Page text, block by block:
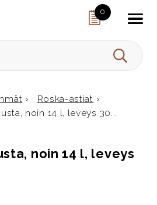
0
HAE
› Roska-astiat ›
noin 14 l, leveys 30...
noin 14 l, leveys